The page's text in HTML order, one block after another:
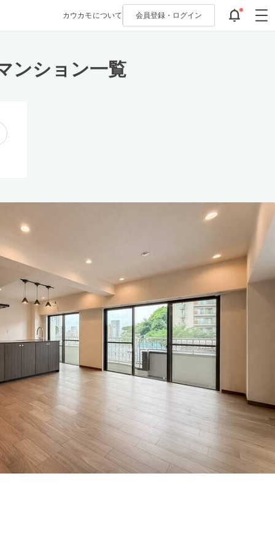
カウカモについて 会員登録・ ログイン
ンション一覧